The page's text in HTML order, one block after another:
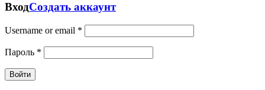
ВходСоздать аккаунт
Username or email *
Пароль *
Войти